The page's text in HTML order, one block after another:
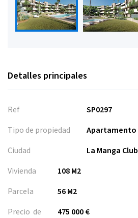
Detalles principales
Ref
SP0297
Tipo de propiedad
Apartamento
Ciudad
La Manga Club
Vivienda
108 M2
Parcela
56 M2
Precio de
475 000 €